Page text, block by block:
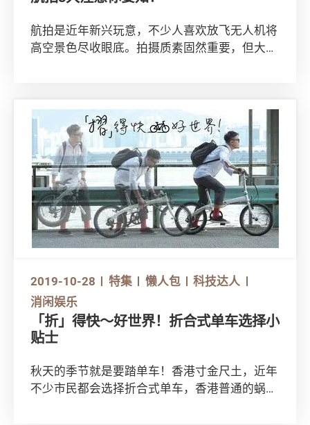
航拍是近年新兴玩意，不少人喜欢放飞无人机将
高空景色尽收眼底。拍摄质素固然重要，但大家
安全，注意消委会提醒你的航拍8大注意事项！
2019-10-28 特集 懒人包
科技达人
消闲娱乐
「折」得快～好世界！折合式单车选择小
贴士
秋天的季节就是要踏单车！香港寸金尺土，近年
不少市民都会选择折合式单车，香港普通的蜗居